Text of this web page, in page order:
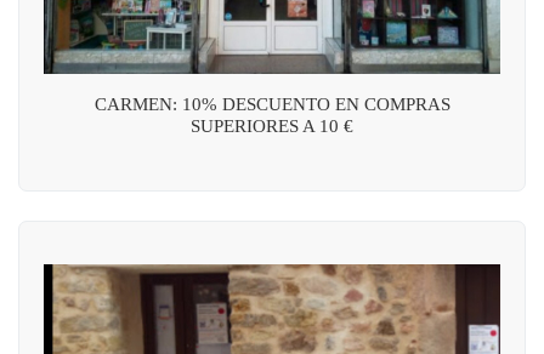
CARMEN: 10% DESCUENTO EN COMPRAS
SUPERIORES A 10 €